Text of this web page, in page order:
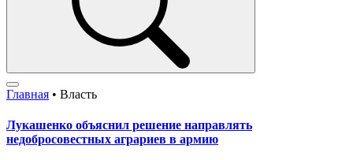
Главная • Власть
Лукашенко объяснил решение направлять
недобросовестных аграриев в армию